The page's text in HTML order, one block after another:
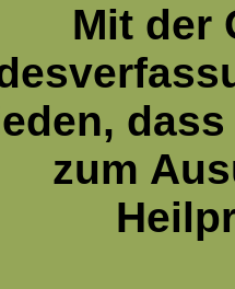
Mit der
zum